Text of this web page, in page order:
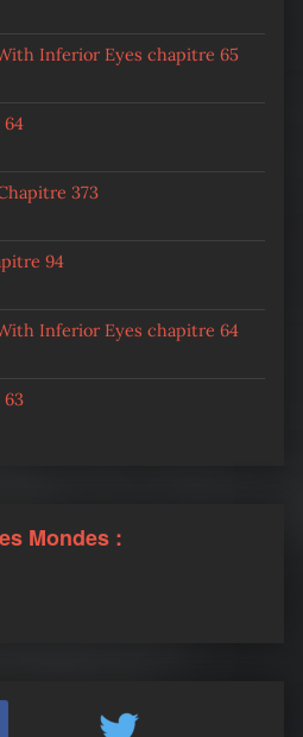
Inferior Eyes chapitre 65
64
373
94
Inferior Eyes chapitre 64
63
Mondes :